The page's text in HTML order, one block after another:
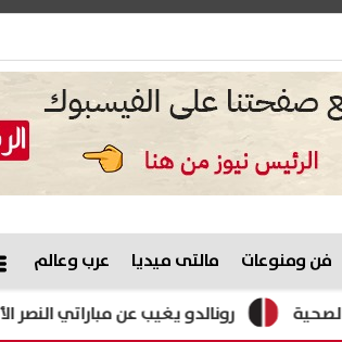
فن ومنوعات مالتى ميديا عرب وعالم
رونالدو يغيب عن مباراتي النصر الأولى